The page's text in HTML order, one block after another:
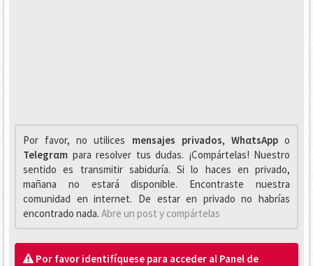
Por favor, no utilices mensajes privados, WhαtsAppo
Telegrαm para resolver tus dudas. ¡Compártelas! Nuestro
sentido es transmitir sabiduría. Si lo haces en privado,
mañana no estará disponible. Encontraste nuestra
comunidad en internet. De estar en privado no habrías
encontrado nada. Abre un post y compártelas
Por favor identifíquese para acceder al Panel de